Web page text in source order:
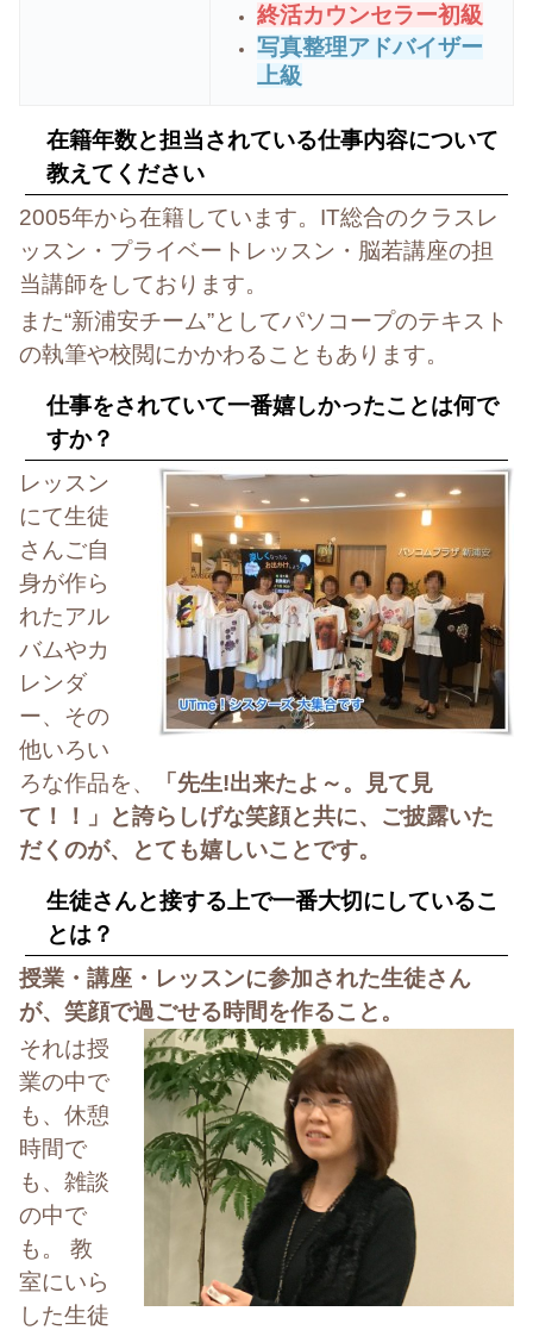
終活カウンセラー初級
写真整理アドバイザー
上級
在籍年数と担当されている仕事内容について
教えてください
2005年から在籍しています。IT総合のクラスレ
ッスン・プライベートレッスン・脳若講座の担
当講師をしております。
また“新浦安チーム”としてパソコープのテキスト
の執筆や校閲にかかわることもあります。
仕事をされていて一番嬉しかったことは何で
すか？
レッスン
にて生徒
さんご自
身が作ら
れたアル
バムやカ
レンダ
ー、その
他いろい
ろな作品を、
「先生!出来たよ～。見て見
て！！」と誇らしげな笑顔と共に、ご披露いた
だくのが、とても嬉しいことです。
生徒さんと接する上で一番大切にしているこ
とは？
授業・講座・レッスンに参加された生徒さん
が、笑顔で過ごせる時間を作ること。
それは授
業の中で
も、休憩
時間で
も、雑談
の中で
も。 教
室にいら
した生徒